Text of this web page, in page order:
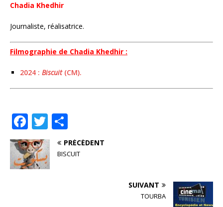
Chadia Khedhir
Journaliste, réalisatrice.
Filmographie de Chadia Khedhir :
2024 : Biscuit(CM).
F
a
c
e
T
w
it
te
ar
ta
PRÉCÉDENT
BISCUIT
SUIVANT
TOURBA